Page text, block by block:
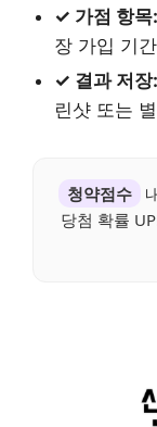
✓ 가점 항목:
장 가입 기
✓ 결과 저장:
린샷 또는
청약점수
당첨 확률